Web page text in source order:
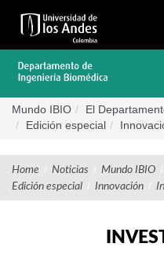
contenido
Mundo IBIO El
Edición especial
Home / Noticias / Mundo IBIO /
Edición especial / Innovación /